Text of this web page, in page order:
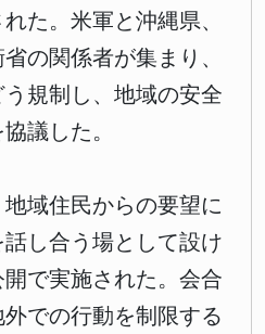
た。米軍と沖縄県、
の関係者が集まり、
規制し、地域の安全
議した。
域住民からの要望に
し合う場として設け
で実施された。会合
での行動を制限する